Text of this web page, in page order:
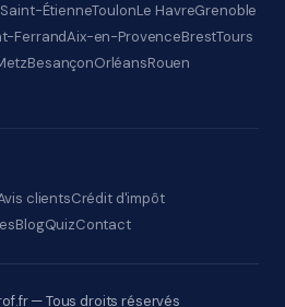
Saint-ÉtienneToulonLe HavreGrenoble
FerrandAix-en-ProvenceBrestTours
BesançonOrléansRouen
clientsCrédit d'impôt
BlogQuizContact
— Tous droits réservés